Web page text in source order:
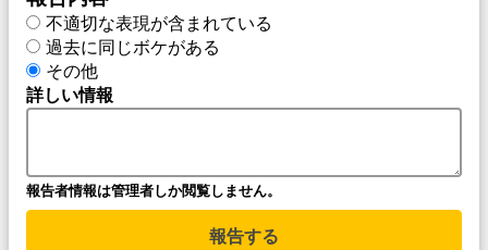
不適切な表現が含まれている
過去に同じボケがある
その他
詳しい情報
報告者情報は管理者しか閲覧しません。
報告する